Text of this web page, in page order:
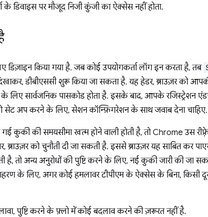
डिवाइस पर मौजूद निजी कुंजी का ऐक्सेस नहीं होता.
डिज़ाइन किया गया है. जब कोई उपयोगकर्ता लॉग इन करता है, तब
डीबीएससी शुरू किया जा सकता है. यह हेडर, ब्राउज़र को
सार्वजनिक पासकोड होता है. इसके बाद, आपके रजिस्ट्रेशन
सेट अप करने के लिए, सेशन कॉन्फ़िगरेशन के साथ जवाब देना चाहिए.
कुकी की समयसीमा खत्म होने वाली होती है, तो Chrome उस
को चुनौती दी जा सकती है. इससे ब्राउज़र यह साबित कर
है, तो अन्य अनुरोधों की पुष्टि करने के लिए, नई कुकी जारी की जा
के लिए, अगर कोई हमलावर टीपीएम के ऐक्सेस के बिना, किसी
पुष्टि करने के फ़्लो में कोई बदलाव करने की ज़रूरत नहीं है.